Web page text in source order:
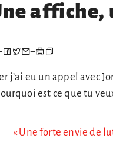
affiche,
–
j’ai eu un appel avec
est ce que tu
« Une forte envie de